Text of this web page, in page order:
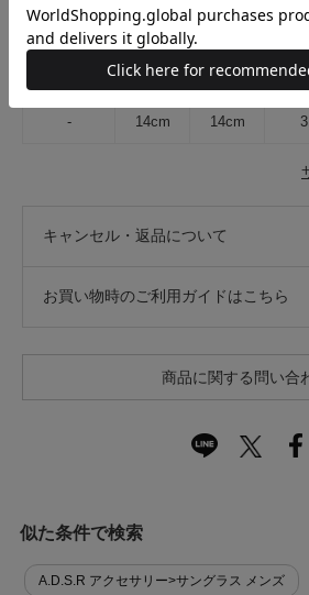
在庫店舗 -
フレーム テンプル レン
- 14cm 14cm
キャンセル・返品について
お買い物時のご利用ガイドはこちら
商品に関する問い合
似た条件で検索
A.D.S.R アクセサリー>サングラス メンズ